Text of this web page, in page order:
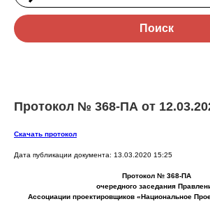
Поиск
Протокол № 368-ПА от
Скачать протокол
Дата публикации документа: 13.03.2020 15:25
Протокол № 368-ПА
очередного заседания
Ассоциации проектировщиков «Национальное